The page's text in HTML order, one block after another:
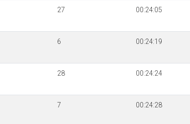
27 00:24:05
6 00:24:19
28 00:24:24
7 00:24:28